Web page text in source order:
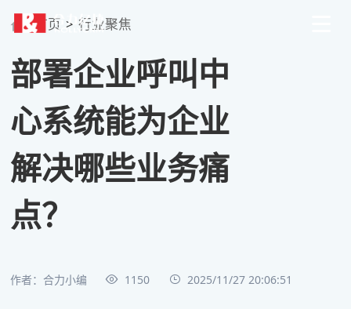
首页 > 行业聚焦
部署企业呼叫中
心系统能为企业
解决哪些业务痛
点？
作者：合力小编 1150 2025/11/27 20:06:51